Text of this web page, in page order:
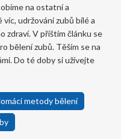
na ostatní a
udržování zubů bílé a
zdraví. V příštím článku se
bělení zubů. Těším se na
Do té doby si užívejte
metody bělení